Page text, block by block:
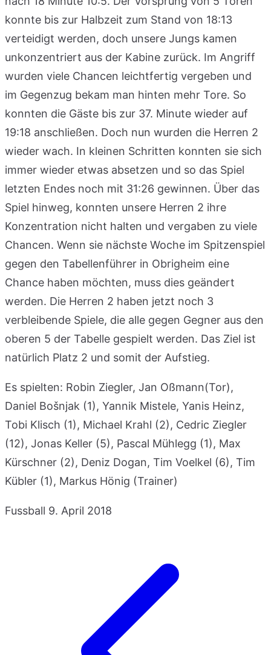
konnte bis zur Halbzeit zum Stand von 18:13
verteidigt werden, doch unsere Jungs kamen
unkonzentriert aus der Kabine zurück. Im Angriff
wurden viele Chancen leichtfertig vergeben und
im Gegenzug bekam man hinten mehr Tore. So
konnten die Gäste bis zur 37. Minute wieder auf
19:18 anschließen. Doch nun wurden die Herren 2
wieder wach. In kleinen Schritten konnten sie sich
immer wieder etwas absetzen und so das Spiel
letzten Endes noch mit 31:26 gewinnen. Über das
Spiel hinweg, konnten unsere Herren 2 ihre
Konzentration nicht halten und vergaben zu viele
Chancen. Wenn sie nächste Woche im Spitzenspiel
gegen den Tabellenführer in Obrigheim eine
Chance haben möchten, muss dies geändert
werden. Die Herren 2 haben jetzt noch 3
verbleibende Spiele, die alle gegen Gegner aus den
oberen 5 der Tabelle gespielt werden. Das Ziel ist
natürlich Platz 2 und somit der Aufstieg.
Es spielten: Robin Ziegler, Jan Oßmann(Tor),
Daniel Bošnjak (1), Yannik Mistele, Yanis Heinz,
Tobi Klisch (1), Michael Krahl (2), Cedric Ziegler
(12), Jonas Keller (5), Pascal Mühlegg (1), Max
Kürschner (2), Deniz Dogan, Tim Voelkel (6), Tim
Kübler (1), Markus Hönig (Trainer)
Fussball 9. April 2018